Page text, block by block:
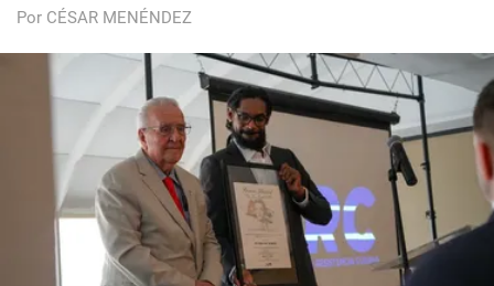
Por CÉSAR MENÉNDEZ